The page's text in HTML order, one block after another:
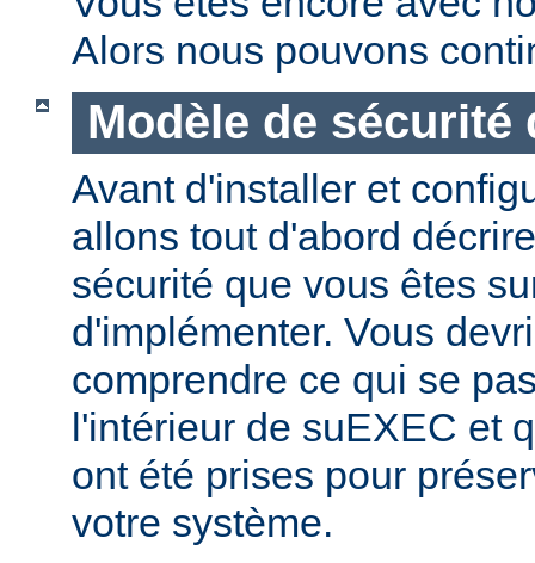
Alors nous pouvons
Modèle de sécurité
Avant d'installer et
allons tout d'abord
sécurité que vous êtes
d'implémenter. Vous
comprendre ce qui se
l'intérieur de suEXEC et
ont été prises pour
votre système.